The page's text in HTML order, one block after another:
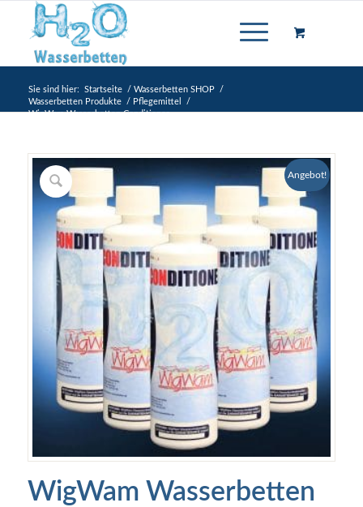
Sie sind hier: Startseite / Wasserbetten SHOP
/
Wasserbetten Produkte
/ Pflegemittel
/
WigWam Wasserbetten Conditioner
Angebot!
WigWam Wasserbetten